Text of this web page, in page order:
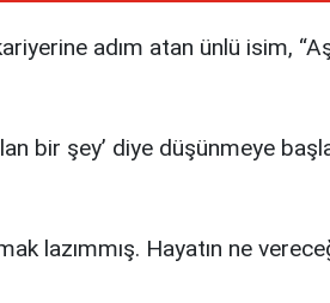
adım atan ünlü isim,
bir şey’ diye düşünmeye
lazımmış. Hayatın ne